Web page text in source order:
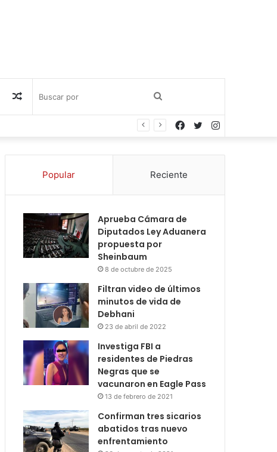
por
Publicación
Instagram
Twitter
Facebook
Popular Reciente
Aprueba Cámara de
Diputados Ley Aduanera
propuesta por
Sheinbaum
8 de octubre de 2025
Filtran video de últimos
minutos de vida de
Debhani
23 de abril de 2022
Investiga FBI a
residentes de Piedras
Negras que se
vacunaron en Eagle Pass
13 de febrero de 2021
Confirman tres sicarios
abatidos tras nuevo
enfrentamiento